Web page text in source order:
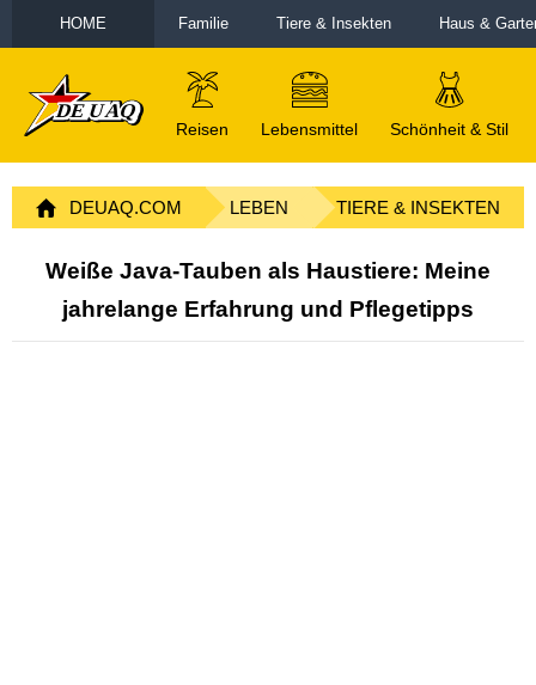
HOME Familie Tiere & Insekten Haus &
Reisen Lebensmittel Schönheit & Stil
DEUAQ.COM LEBEN TIERE & INSEKTEN
Weiße Java-Tauben als Haustiere: Meine
jahrelange Erfahrung und Pflegetipps